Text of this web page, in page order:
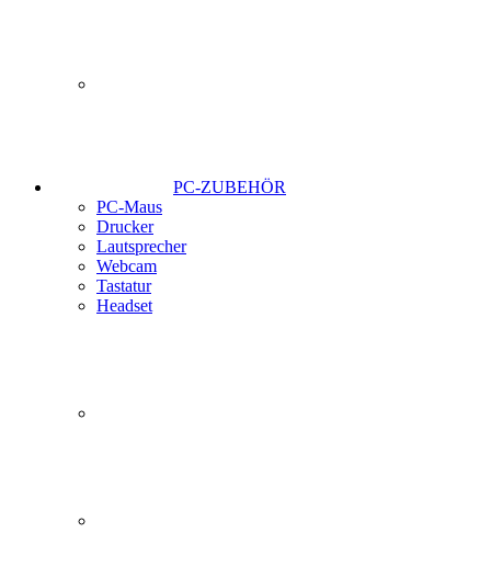
PC-ZUBEHÖR
PC-Maus
Drucker
Lautsprecher
Webcam
Tastatur
Headset